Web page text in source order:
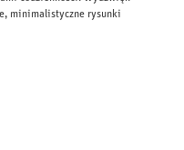
minimalistyczne rysunki